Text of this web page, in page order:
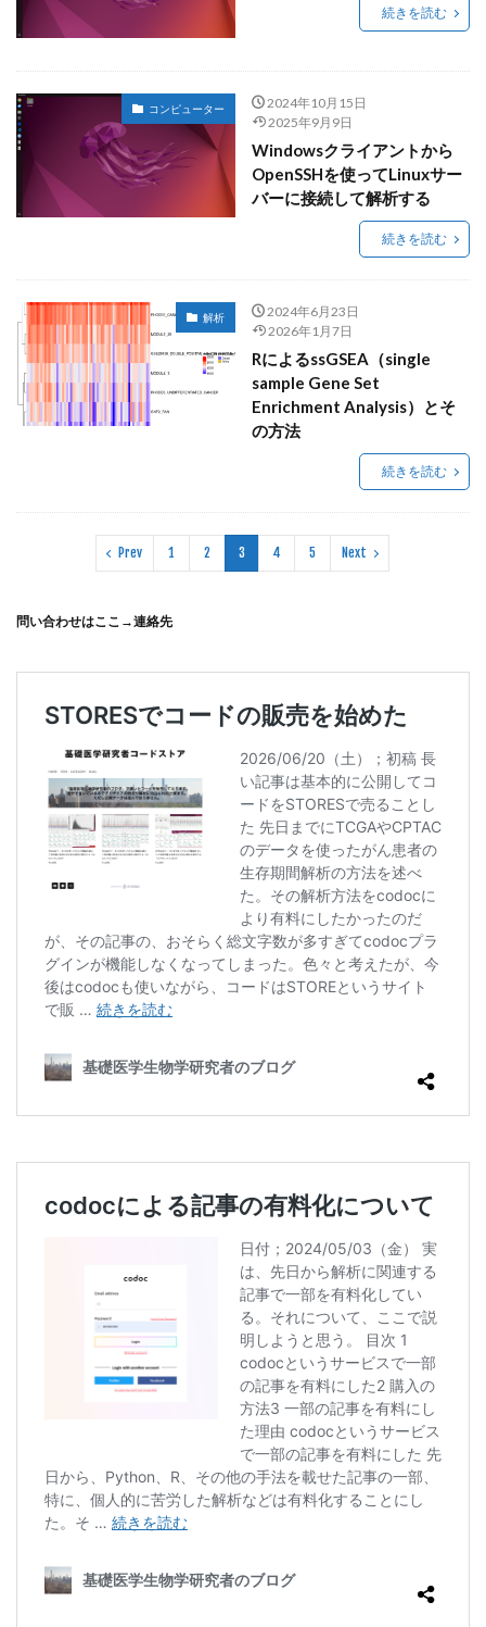
続きを読む
コンピューター
2024年10月15日
2025年9月9日
Windowsクライアントから
OpenSSHを使ってLinuxサー
バーに接続して解析する
続きを読む
解析
2024年6月23日
2026年1月7日
RによるssGSEA（single
sample Gene Set
Enrichment Analysis）とそ
の方法
続きを読む
Prev 1 2 3 4 5 Next
問い合わせはここ→連絡先